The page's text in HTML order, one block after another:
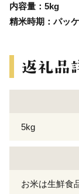
内容量：5kg
精米時期：パッ
5kg
お米は生鮮食